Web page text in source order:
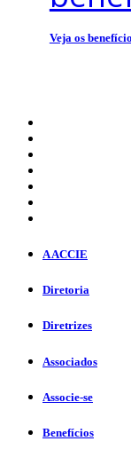
Veja os
A ACCIE
Diretoria
Diretrizes
Associados
Associe-se
Benefícios